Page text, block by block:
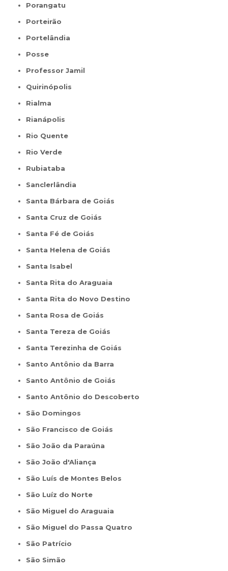
Porangatu
Porteirão
Portelândia
Posse
Professor Jamil
Quirinópolis
Rialma
Rianápolis
Rio Quente
Rio Verde
Rubiataba
Sanclerlândia
Santa Bárbara de Goiás
Santa Cruz de Goiás
Santa Fé de Goiás
Santa Helena de Goiás
Santa Isabel
Santa Rita do Araguaia
Santa Rita do Novo Destino
Santa Rosa de Goiás
Santa Tereza de Goiás
Santa Terezinha de Goiás
Santo Antônio da Barra
Santo Antônio de Goiás
Santo Antônio do Descoberto
São Domingos
São Francisco de Goiás
São João da Paraúna
São João d'Aliança
São Luís de Montes Belos
São Luíz do Norte
São Miguel do Araguaia
São Miguel do Passa Quatro
São Patrício
São Simão